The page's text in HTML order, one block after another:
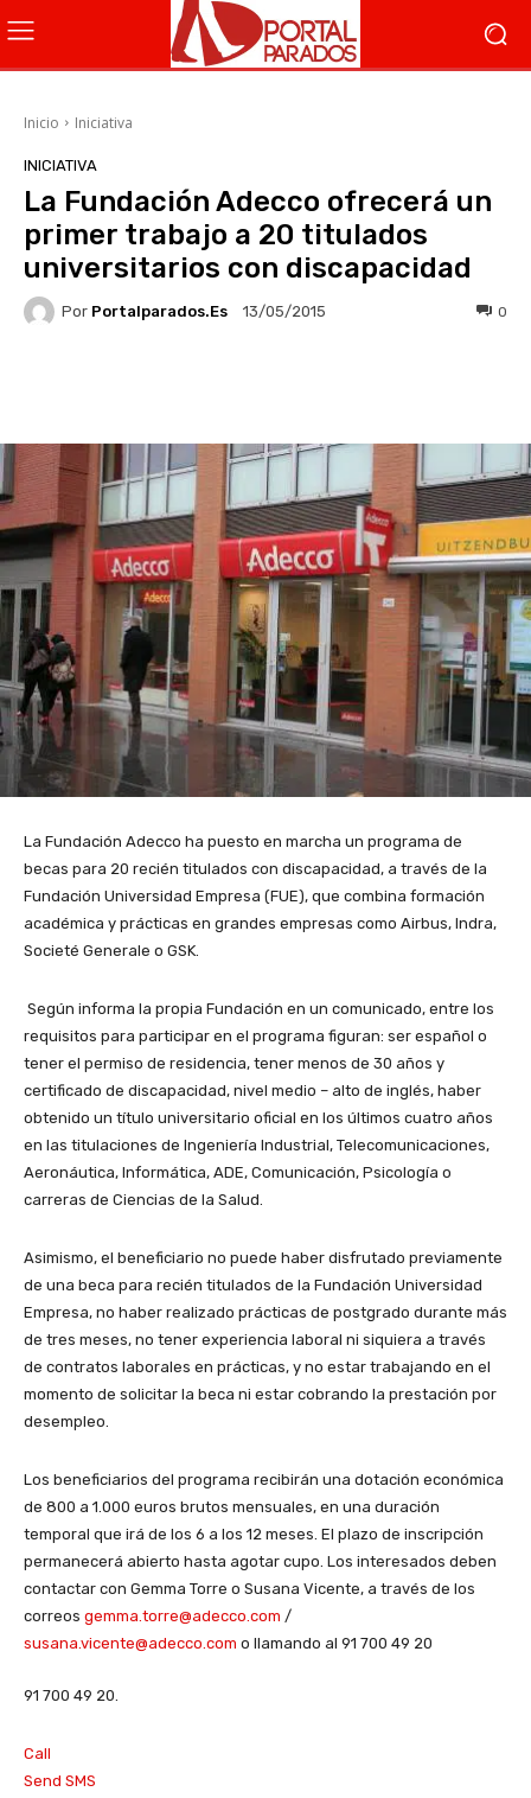
Inicio Iniciativa
INICIATIVA
La Fundación Adecco ofrecerá un
primer trabajo a 20 titulados
universitarios con discapacidad
Por Portalparados.es 13/05/2015 0
La Fundación Adecco ha puesto en marcha un programa de
becas para 20 recién titulados con discapacidad, a través de la
Fundación Universidad Empresa (FUE), que combina formación
académica y prácticas en grandes empresas como Airbus, Indra,
Societé Generale o GSK.
Según informa la propia Fundación en un comunicado, entre los
requisitos para participar en el programa figuran: ser español o
tener el permiso de residencia, tener menos de 30 años y
certificado de discapacidad, nivel medio – alto de inglés, haber
obtenido un título universitario oficial en los últimos cuatro años
en las titulaciones de Ingeniería Industrial, Telecomunicaciones,
Aeronáutica, Informática, ADE, Comunicación, Psicología o
carreras de Ciencias de la Salud.
Asimismo, el beneficiario no puede haber disfrutado previamente
de una beca para recién titulados de la Fundación Universidad
Empresa, no haber realizado prácticas de postgrado durante más
de tres meses, no tener experiencia laboral ni siquiera a través
de contratos laborales en prácticas, y no estar trabajando en el
momento de solicitar la beca ni estar cobrando la prestación por
desempleo.
Los beneficiarios del programa recibirán una dotación económica
de 800 a 1.000 euros brutos mensuales, en una duración
temporal que irá de los 6 a los 12 meses. El plazo de inscripción
permanecerá abierto hasta agotar cupo. Los interesados deben
contactar con Gemma Torre o Susana Vicente, a través de los
correos gemma.torre@adecco.com /
susana.vicente@adecco.com o llamando al 91 700 49 20
91 700 49 20.
Call
Send SMS